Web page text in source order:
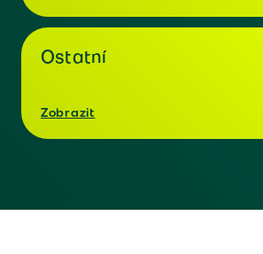
Ostatní
Zobrazit